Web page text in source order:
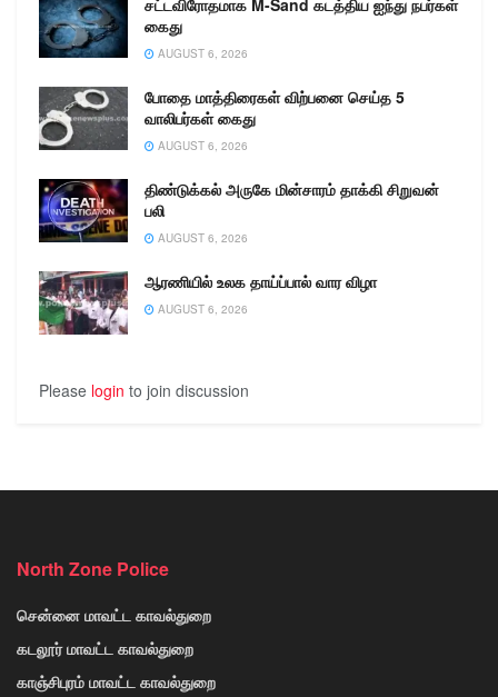
அவர்கள், தமிழ்நாடு அரசு
போக்குவரத்து கழக
அரியலூர் கிளை மேலாளர்,
அலுவலர்கள், கனரக
வாகன உரிமையாளர்கள்
மற்றும் 108 ஆம்புலன்ஸ்…
சட்டவிரோதமாக M-Sand கடத்திய ஐந்து நபர்கள்
கைது
AUGUST 6, 2026
போதை மாத்திரைகள் விற்பனை செய்த 5
வாலிபர்கள் கைது
AUGUST 6, 2026
திண்டுக்கல் அருகே மின்சாரம் தாக்கி சிறுவன்
பலி
AUGUST 6, 2026
ஆரணியில் உலக தாய்ப்பால் வார விழா
AUGUST 6, 2026
Please login to join discussion
North Zone Police
சென்னை மாவட்ட காவல்துறை
கடலூர் மாவட்ட காவல்துறை
காஞ்சிபுரம் மாவட்ட காவல்துறை